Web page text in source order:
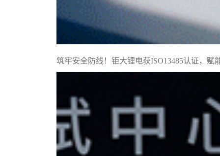
筑牢安全防线！钜大锂电获ISO13485认证，赋